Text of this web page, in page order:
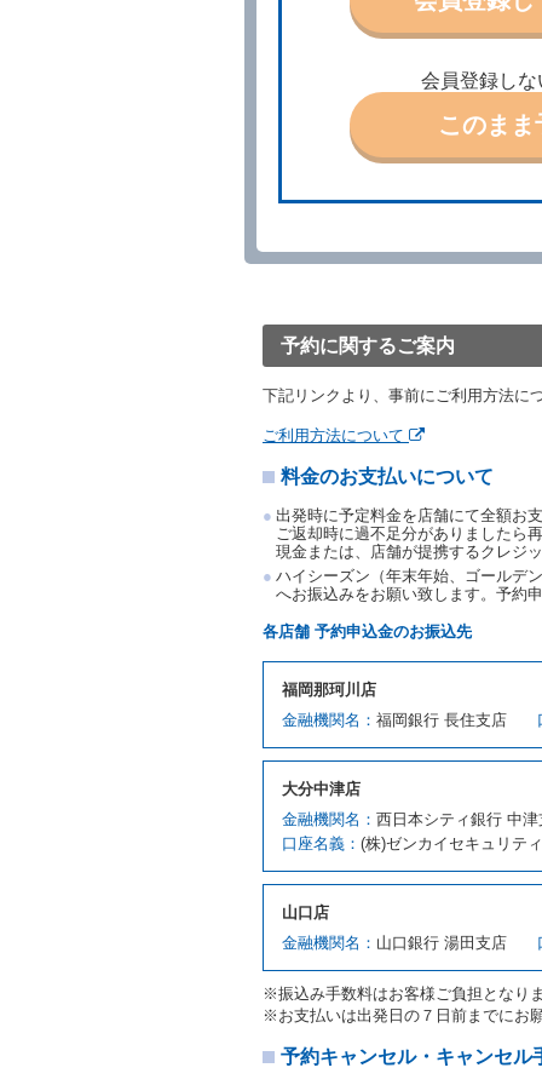
借受人は、別に定める方法
借受人が、借受人の都合
前２項の場合、借受人は
ったときは、受領済の予約
当社の都合により、予約
ます。
きは、予約は取り消された
当社は、借受人から予約の
渡すものとします。なお、
渡料金によるものとし、予
借受人は、第１項の代替レ
前項の場合、第１項の貸渡
第３項の場合、第１項の貸
第６条（免責）
当社及び借受人は、予約が
何らの請求をしないものと
第３章／貸 渡 し
ます。ただし、貸し渡すこ
該当する場合を除きます。
運転者は、貸渡契約の締結
当社は、監督官庁の基本通
許の種類及び運転免許証（
対し、借受人の指定する運
ます。この場合、借受人は
注１）監督官庁の基本通
２．(10)及び(11)のことを
転免許証をいいます。
当社は、貸渡契約の締結に
書類の写しをとることがあ
会員登録し
このま
予約に関するご案内
下記リンクより、事前にご利用方法に
ご利用方法について
料金のお支払いについて
出発時に予定料金を店舗にて全額お
ご返却時に過不足分がありましたら
現金または、店舗が提携するクレジ
ハイシーズン（年末年始、ゴールデ
へお振込みをお願い致します。予約
各店舗 予約申込金のお振込先
福岡那珂川店
金融機関名： 福岡銀行 長住支店
大分中津店
金融機関名： 西日本シティ銀行 中津
口座名義： (株)ゼンカイセキュリ
山口店
金融機関名： 山口銀行 湯田支店
※振込み手数料はお客様ご負担となり
※お支払いは出発日の７日前までにお
予約キャンセル・キャンセル